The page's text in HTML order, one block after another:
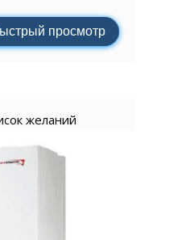
просмотр
желаний